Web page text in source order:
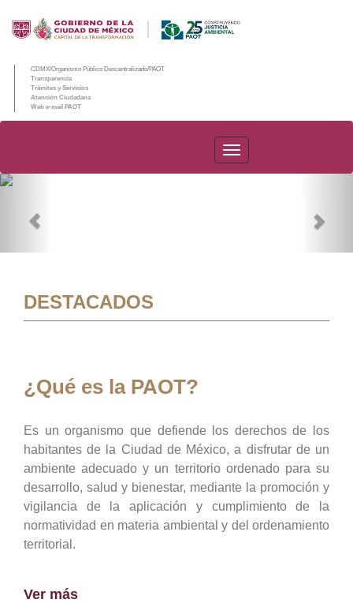
CDMX/Organismo Público Descentralizado/PAOT
Transparencia
Trámites y Servicios
Atención Ciudadana
Web e-mail PAOT
PAOT
DESTACADOS
¿Qué es la PAOT?
Es un organismo que defiende los derechos de los
habitantes de la Ciudad de México, a disfrutar de un
ambiente adecuado y un territorio ordenado para su
desarrollo, salud y bienestar, mediante la promoción y
vigilancia de la aplicación y cumplimiento de la
normatividad en materia ambiental y del ordenamiento
territorial.
Ver más